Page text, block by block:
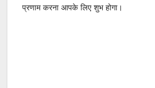
प्रणाम करना आपके लिए शुभ होगा।